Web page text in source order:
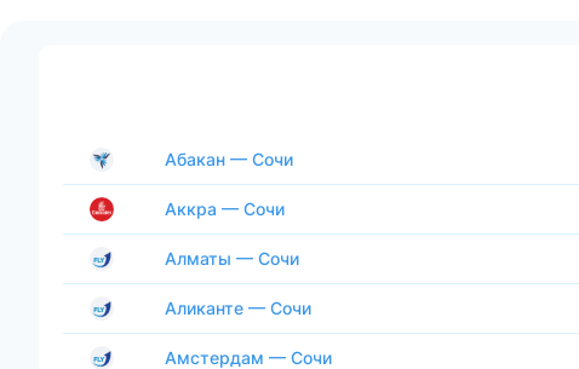
Абакан — Сочи
Аккра — Сочи
Алматы — Сочи
Аликанте — Сочи
Амстердам — Сочи